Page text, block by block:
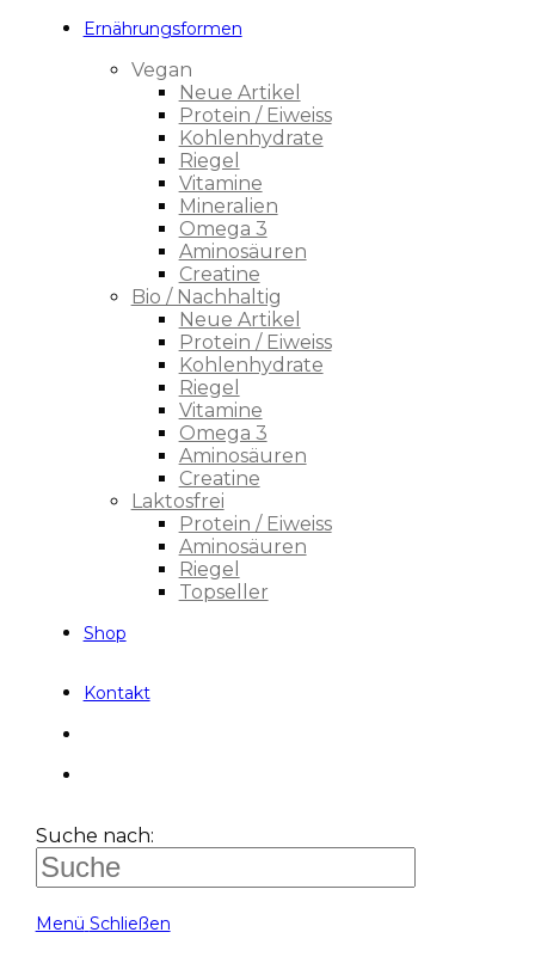
Ernährungsformen
Vegan
Neue Artikel
Protein / Eiweiss
Kohlenhydrate
Riegel
Vitamine
Mineralien
Omega 3
Aminosäuren
Creatine
Bio / Nachhaltig
Neue Artikel
Protein / Eiweiss
Kohlenhydrate
Riegel
Vitamine
Omega 3
Aminosäuren
Creatine
Laktosfrei
Protein / Eiweiss
Aminosäuren
Riegel
Topseller
Shop
Kontakt
Suche nach:
Menü Schließen